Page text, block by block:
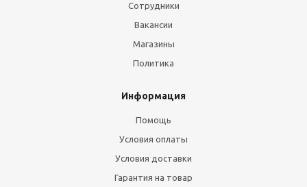
Сотрудники
Вакансии
Магазины
Политика
Информация
Помощь
Условия оплаты
Условия доставки
Гарантия на товар